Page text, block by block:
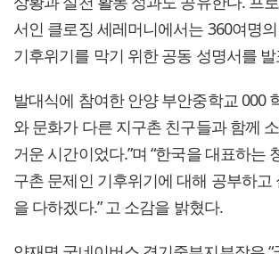
서인 클로징 세레머니에서는 360여명
기후위기를 막기 위한 공동 성명서를
발대식에 참여한 안양 부안중학교 000
와 문화가 다른 지구촌 친구들과 함께
거운 시간이었다.”며 “한국을 대표하는
구촌 문제인 기후위기에 대해 공부하고
을 다하겠다.” 고 소감을 밝혔다.